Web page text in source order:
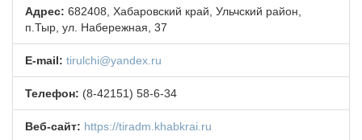
Контактная информация
НОВОСТИ
МЕТОДИЧЕСКИЙ РАЗДЕЛ
ВАРМСУ
НАСЕЛЕНИЕ И МСУ
Адрес: 682408, Хабаровский край, Ульчский район,
п.Тыр, ул. Набережная, 37
E-mail: tirulchi@yandex.ru
Телефон: (8-42151) 58-6-34
Веб-сайт: https://tiradm.khabkrai.ru